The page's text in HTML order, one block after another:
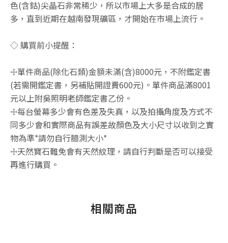
色(含鈷)尖晶石非常稀少，所以市場上大多是合成的居
多，直到近期在越南發現礦區，才開始在市場上流行。
◇ 購買前小提醒：
☩單件商品(除化石類)金額未滿(含)8000元，不附鑑定書
(若需開鑑定書，另補貼開證費600元)。單件商品滿8001
元以上附吳照明老師鑑定書乙份。
☩每台螢幕多少會有色差及失真，以及拍攝角度及方式不
同多少會和實際商品有誤差故顏色及大小尺寸以收到之實
物為準*請勿自行臆測大小*
☩天然寶石難免會有天然紋理，請自行判斷是否可以接受
再進行購買。
相關商品